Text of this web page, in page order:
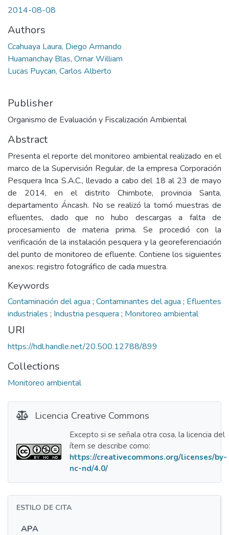
2014-08-08
Authors
Ccahuaya Laura, Diego Armando
Huamanchay Blas, Omar William
Lucas Puycan, Carlos Alberto
Publisher
Organismo de Evaluación y Fiscalización Ambiental
Abstract
Presenta el reporte del monitoreo ambiental realizado en el
marco de la Supervisión Regular, de la empresa Corporación
Pesquera Inca S.A.C., llevado a cabo del 18 al 23 de mayo
de 2014, en el distrito Chimbote, provincia Santa,
departamento Áncash. No se realizó la tomó muestras de
efluentes, dado que no hubo descargas a falta de
procesamiento de materia prima. Se procedió con la
verificación de la instalación pesquera y la georeferenciación
del punto de monitoreo de efluente. Contiene los siguientes
anexos: registro fotográfico de cada muestra.
Keywords
Contaminación del agua ; Contaminantes del agua ; Efluentes
industriales ; Industria pesquera ; Monitoreo ambiental
URI
https://hdl.handle.net/20.500.12788/899
Collections
Monitoreo ambiental
Licencia Creative Commons
Excepto si se señala otra cosa, la licencia del
ítem se describe como:
https://creativecommons.org/licenses/by-
nc-nd/4.0/
ESTILO DE CITA
APA